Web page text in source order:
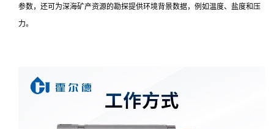
参数，还可为深海矿产资源的勘探提供环境背景数据，例如温度、盐度和压
力。